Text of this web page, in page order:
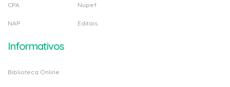
CPA
NAP
Nupef
Editais
Informativos
Biblioteca Online